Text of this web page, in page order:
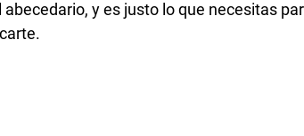
y es justo lo que necesitas